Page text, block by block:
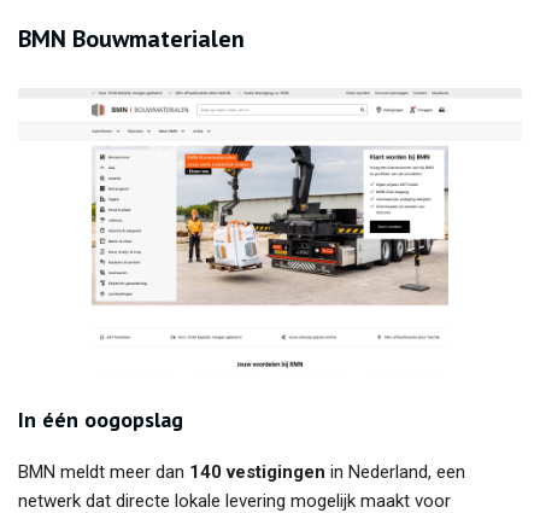
BMN Bouwmaterialen
In één oogopslag
BMN meldt meer dan 140 vestigingen in Nederland, een
netwerk dat directe lokale levering mogelijk maakt voor